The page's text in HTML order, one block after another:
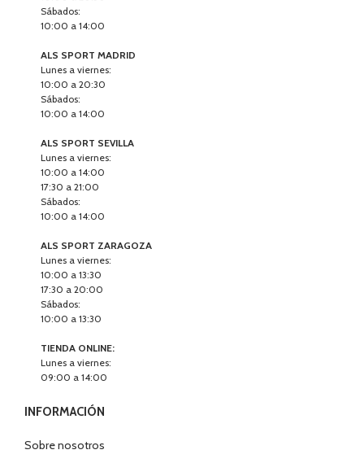
Sábados:
10:00 a 14:00
ALS SPORT MADRID
Lunes a viernes:
10:00 a 20:30
Sábados:
10:00 a 14:00
ALS SPORT SEVILLA
Lunes a viernes:
10:00 a 14:00
17:30 a 21:00
Sábados:
10:00 a 14:00
ALS SPORT ZARAGOZA
Lunes a viernes:
10:00 a 13:30
17:30 a 20:00
Sábados:
10:00 a 13:30
TIENDA ONLINE:
Lunes a viernes:
09:00 a 14:00
INFORMACIÓN
Sobre nosotros